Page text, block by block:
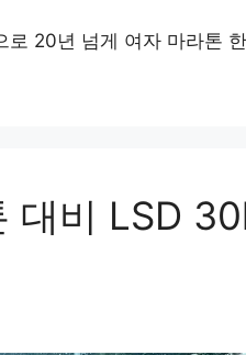
로 20년 넘게 여자 마라톤
대비 LSD